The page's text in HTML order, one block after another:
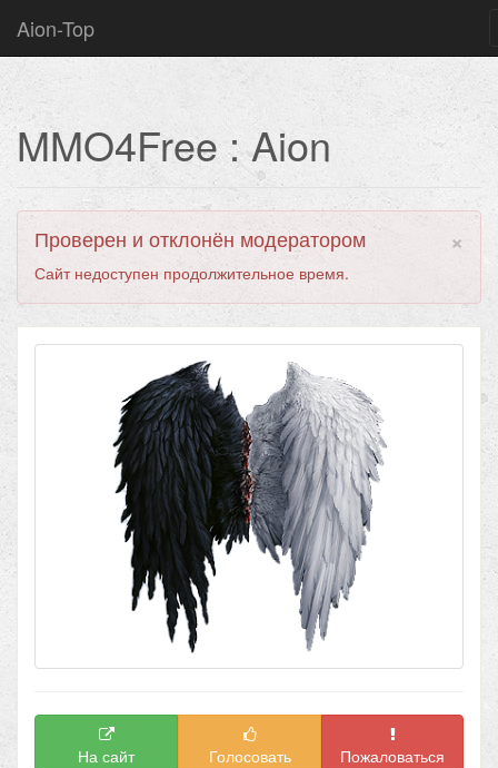
Aion-Top
MMO4Free : Aion
×
Проверен и отклонён модератором
Сайт недоступен продолжительное время.
На сайт Голосовать Пожаловаться